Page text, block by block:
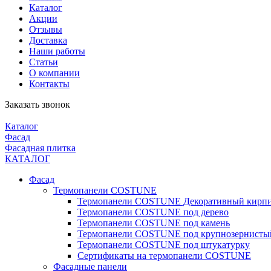
Каталог
Акции
Отзывы
Доставка
Наши работы
Статьи
О компании
Контакты
Заказать звонок
Каталог
Фасад
Фасадная плитка
КАТАЛОГ
Фасад
Термопанели COSTUNE
Термопанели COSTUNE Декоративный
Термопанели COSTUNE под дерево
Термопанели COSTUNE под камень
Термопанели COSTUNE под
Термопанели COSTUNE под штукатурку
Сертификаты на термопанели COSTUNE
Фасадные панели